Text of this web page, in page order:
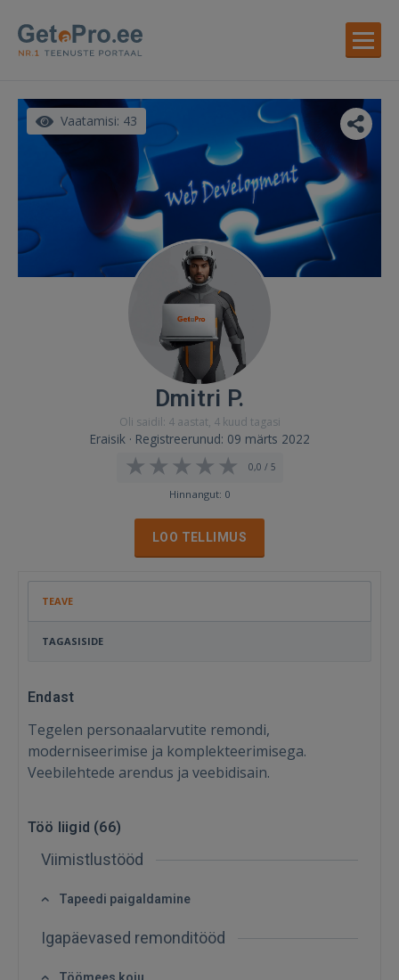
Vaatamisi: 43
Dmitri P.
Oli saidil: 4 aastat, 4 kuud tagasi
Eraisik · Registreerunud: 09 märts 2022
0,0 / 5
Hinnangut: 0
LOO TELLIMUS
TEAVE
TAGASISIDE
Endast
Tegelen personaalarvutite remondi,
moderniseerimise ja komplekteerimisega.
Veebilehtede arendus ja veebidisain.
Töö liigid (66)
Viimistlustööd
Tapeedi paigaldamine
Igapäevased remonditööd